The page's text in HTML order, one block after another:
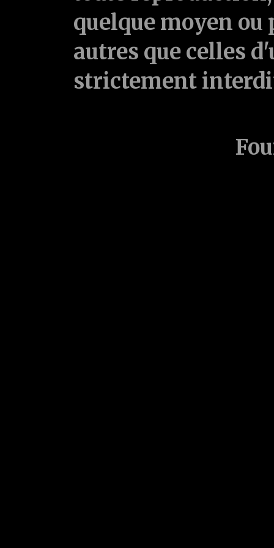
quelque moyen ou
autres que celles
strictement